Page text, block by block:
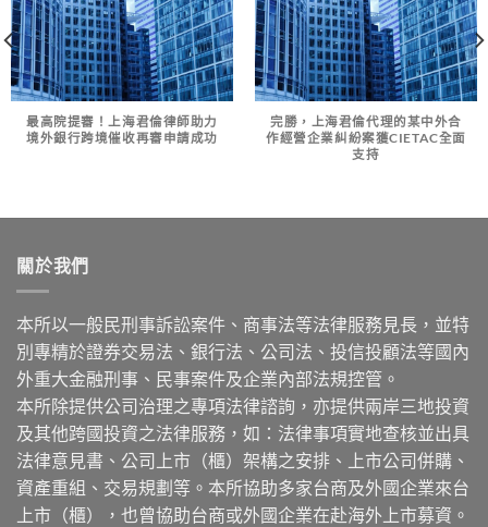
最高院提審！上海君倫律師助力
境外銀行跨境催收再審申請成功
完勝，上海君倫代理的某中外合
作經營企業糾紛案獲CIETAC全面
支持
關於我們
本所以一般民刑事訴訟案件、商事法等法律服務見長，並特
別專精於證券交易法、銀行法、公司法、投信投顧法等國內
外重大金融刑事、民事案件及企業內部法規控管。
本所除提供公司治理之專項法律諮詢，亦提供兩岸三地投資
及其他跨國投資之法律服務，如：法律事項實地查核並出具
法律意見書、公司上市（櫃）架構之安排、上市公司併購、
資產重組、交易規劃等。本所協助多家台商及外國企業來台
上市（櫃），也曾協助台商或外國企業在赴海外上市募資。